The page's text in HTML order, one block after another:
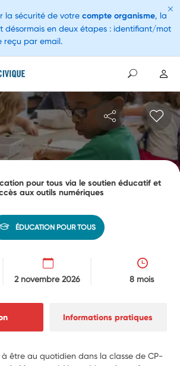
pour tous via le soutien éducatif et
aux outils numériques
ÉDUCATION POUR TOUS
2 novembre 2026 8 mois
Informations pratiques
à être au quotidien dans la classe de CP-
la sécurité de votre compte organisme, la
désormais en deux étapes : identifiant/mot
reçu par email.